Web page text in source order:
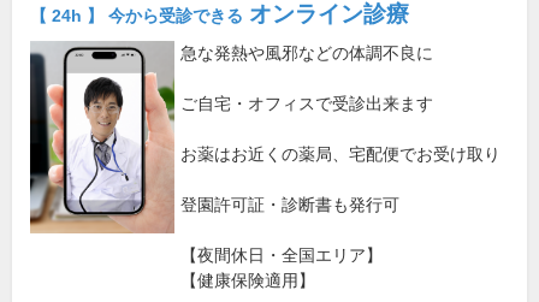
【 24h 】 今から受診できる オンライン診療
急な発熱や風邪などの体調不良に
ご自宅・オフィスで受診出来ます
お薬はお近くの薬局、宅配便でお受け取り
登園許可証・診断書も発行可
【夜間休日・全国エリア】
【健康保険適用】